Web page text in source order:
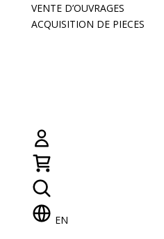
VENTE D’OUVRAGES
ACQUISITION DE PIECES
EN